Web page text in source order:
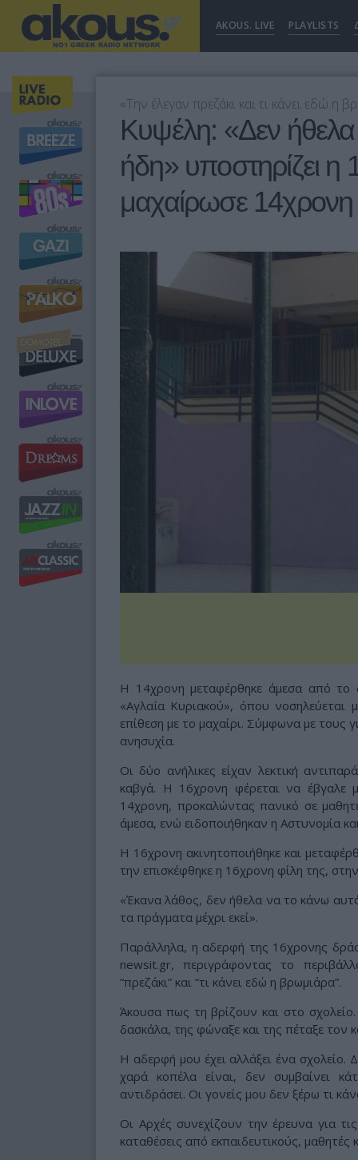
AKOUS. LIVE PLAYLISTS
«Την έλεγαν πρεζάκι και τι κάνει εδώ η
Κυψέλη: «Δεν
ήδη» υποστηρίζει
μαχαίρωσε 14χρονη
Η 14χρονη μεταφέρθηκε άμεσα από το
«Αγλαΐα Κυριακού», όπου
επίθεση με το μαχαίρι. Σύμφωνα με τους
ανησυχία.
Οι δύο ανήλικες είχαν λεκτική
καβγά. Η 16χρονη φέρεται να έβγαλε
14χρονη, προκαλώντας πανικό σε
άμεσα, ενώ ειδοποιήθηκαν η Αστυνομία
Η 16χρονη ακινητοποιήθηκε και
την επισκέφθηκε η 16χρονη φίλη της,
«Έκανα λάθος, δεν ήθελα να το κάνω
τα πράγματα μέχρι εκεί».
Παράλληλα, η αδερφή της 16χρονης
newsit.gr, περιγράφοντας το
“πρεζάκι” και “τι κάνει εδώ η βρωμιάρα”.
Άκουσα πως τη βρίζουν και στο
δασκάλα, της φώναξε και της πέταξε τον
Η αδερφή μου έχει αλλάξει ένα
χαρά κοπέλα είναι, δεν συμβαίνει
αντιδράσει. Οι γονείς μου δεν ξέρω τι
Οι Αρχές συνεχίζουν την έρευνα για
καταθέσεις από εκπαιδευτικούς, μαθητές